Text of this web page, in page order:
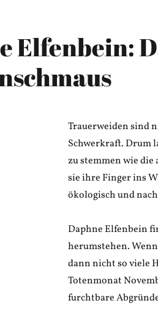
Elfenbein:
Trauerweiden sind
Schwerkraft. Drum
zu stemmen wie die
sie ihre Finger ins
ökologisch und
Daphne Elfenbein
herumstehen.
dann nicht so viele
Totenmonat
furchtbare